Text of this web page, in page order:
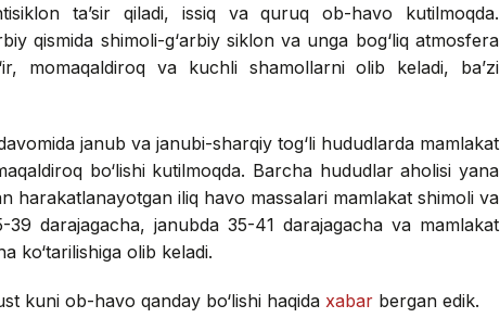
ta’sir qiladi, issiq va quruq ob-havo kutilmoqda.
qismida shimoli-g‘arbiy siklon va unga bog‘liq atmosfera
momaqaldiroq va kuchli shamollarni olib keladi, ba’zi
janub va janubi-sharqiy tog‘li hududlarda mamlakat
bo‘lishi kutilmoqda. Barcha hududlar aholisi yana
harakatlanayotgan iliq havo massalari mamlakat shimoli va
darajagacha, janubda 35-41 darajagacha va mamlakat
ko‘tarilishiga olib keladi.
kuni ob-havo qanday bo‘lishi haqida xabar bergan edik.